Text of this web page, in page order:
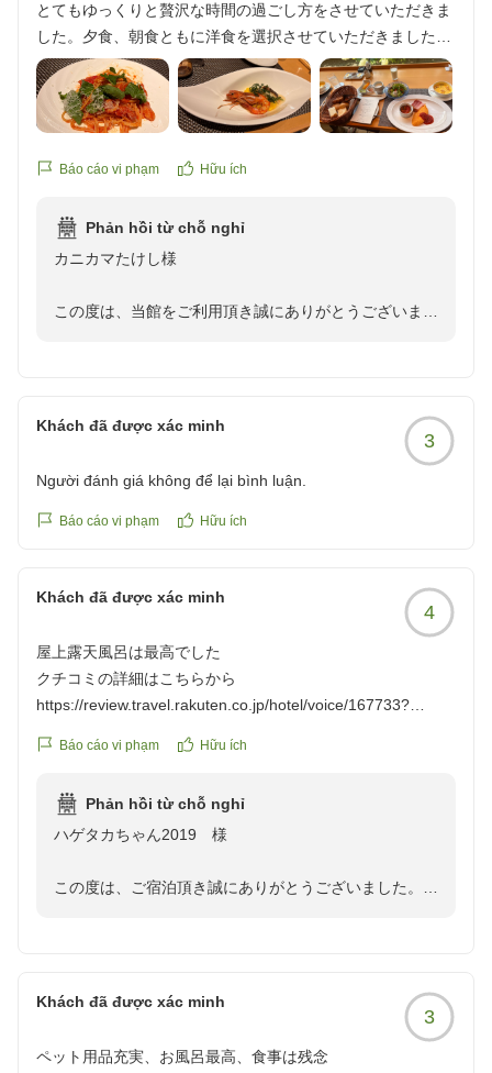
とてもゆっくりと贅沢な時間の過ごし方をさせていただきま
した。夕食、朝食ともに洋食を選択させていただきました
が、味、タイミング、構成含めて50代夫婦にはぴったりで、
大変美味しく頂きました。
また、最上階のお風呂はとても清潔で種類も豊富で楽しめま
少しの不満も全くなく、大満足でした!スタッフの皆様、あり
他の画像やクチコミの詳細はこちらから
reviewId=33123477993774
Báo cáo vi phạm Hữu ích
Phản hồi từ chỗ nghỉ
カニカマたけし様
この度は、当館をご利用頂き誠にありがとうございまし
「肌が20歳若返るほどの肌触り」との嬉しいお言葉
は、温泉の品質を維持するスタッフにとっても大きな励
もてなしの向上に努めて参ります。
Khách đã được xác minh
3
Người đánh giá không để lại bình luận.
Báo cáo vi phạm Hữu ích
Khách đã được xác minh
4
屋上露天風呂は最高でした
クチコミの詳細はこちらから
https://review.travel.rakuten.co.jp/hotel/voice/167733?
Báo cáo vi phạm Hữu ích
Phản hồi từ chỗ nghỉ
ハゲタカちゃん2019 様
この度は、ご宿泊頂き誠にありがとうございました。
今後も皆様にご満足いただける癒しの空間を提供して参
またのご来館を心よりお待ちしております。
Khách đã được xác minh
3
ペット用品充実、お風呂最高、食事は残念